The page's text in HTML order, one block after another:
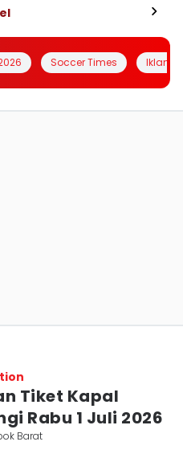
Soccer Times Iklanin
Tiket Kapal
Rabu 1 Juli 2026
Barat